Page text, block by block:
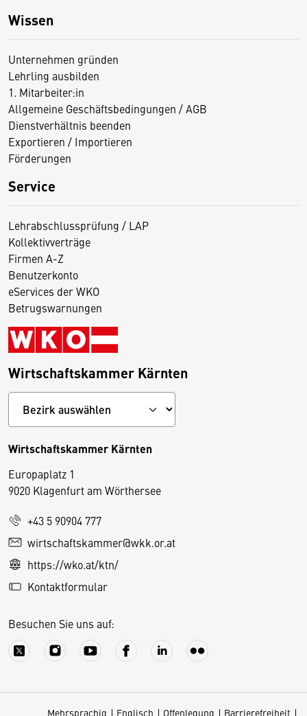
Wissen
Unternehmen gründen
Lehrling ausbilden
1. Mitarbeiter:in
Allgemeine Geschäftsbedingungen / AGB
Dienstverhältnis beenden
Exportieren / Importieren
Förderungen
Service
Lehrabschlussprüfung / LAP
Kollektivverträge
Firmen A-Z
Benutzerkonto
eServices der WKO
Betrugswarnungen
Wirtschaftskammer Kärnten
Wirtschaftskammer Kärnten
Europaplatz 1
9020 Klagenfurt am Wörthersee
+43 5 90904 777
wirtschaftskammer@wkk.or.at
https://wko.at/ktn/
Kontaktformular
Besuchen Sie uns auf:
Mehrsprachig Englisch Offenlegung Barrierefreiheit
D
e
s
S
e